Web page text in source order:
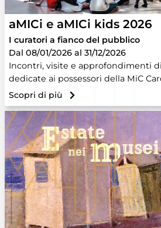
aMICi e aMICi kids 2026
I curatori a fianco del pubblico
Dal 08/01/2026 al 31/12/2026
Incontri, visite e approfondimenti
dedicate ai possessori della MiC
Scopri di più